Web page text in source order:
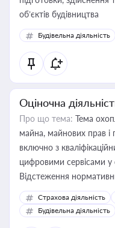
об’єктів будівництва
Будівельна діяльність
Оціночна
Про що тема: Тема
майна, майнових прав і
включно з
цифровими сервісами у
Відстеження
корисне для власника
бухгалтера під час
державного майна,
Страхова діяльність
Будівельна діяльність